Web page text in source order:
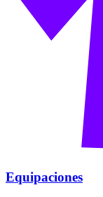
Equipaciones